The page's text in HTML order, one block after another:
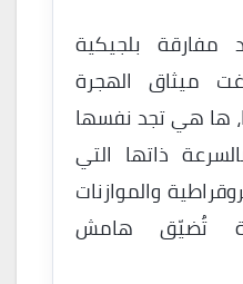
بلجيكية
ميثاق الهجرة
ها هي تجد نفسها
ذاتها التي
والموازنات
تُضيّق هامش